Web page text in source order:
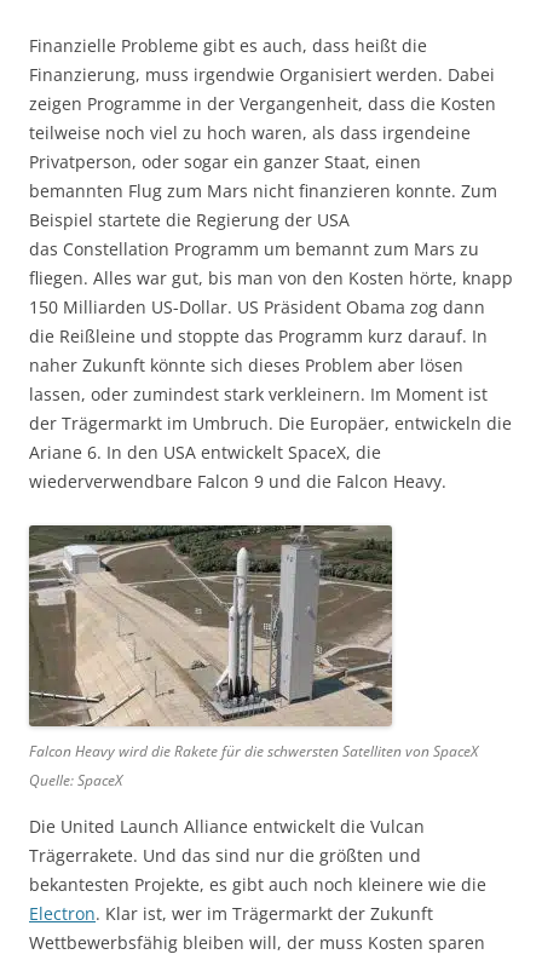
Finanzielle Probleme gibt es auch, dass heißt die
Finanzierung, muss irgendwie Organisiert werden. Dabei
zeigen Programme in der Vergangenheit, dass die Kosten
teilweise noch viel zu hoch waren, als dass irgendeine
Privatperson, oder sogar ein ganzer Staat, einen
bemannten Flug zum Mars nicht finanzieren konnte. Zum
Beispiel startete die Regierung der USA
das Constellation Programm um bemannt zum Mars zu
fliegen. Alles war gut, bis man von den Kosten hörte, knapp
150 Milliarden US-Dollar. US Präsident Obama zog dann
die Reißleine und stoppte das Programm kurz darauf. In
naher Zukunft könnte sich dieses Problem aber lösen
lassen, oder zumindest stark verkleinern. Im Moment ist
der Trägermarkt im Umbruch. Die Europäer, entwickeln die
Ariane 6. In den USA entwickelt SpaceX, die
wiederverwendbare Falcon 9 und die Falcon Heavy.
Falcon Heavy wird die Rakete für die schwersten Satelliten von SpaceX
Quelle: SpaceX
Die United Launch Alliance entwickelt die Vulcan
Trägerrakete. Und das sind nur die größten und
bekantesten Projekte, es gibt auch noch kleinere wie die
Electron. Klar ist, wer im Trägermarkt der Zukunft
Wettbewerbsfähig bleiben will, der muss Kosten sparen